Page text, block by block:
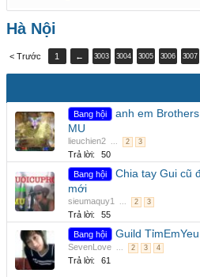
Hà Nội
< Trước 1 ← 3003 3004 3005 3006 3007
Bang hội
anh em
MU
lieuchien2 ... 2 3
Trả lời: 50
Bang hội
Chia tay Gui cũ
mới
sieumaquy1 ... 2 3
Trả lời: 55
Bang hội Guild
SevenLove ... 2 3 4
Trả lời: 61